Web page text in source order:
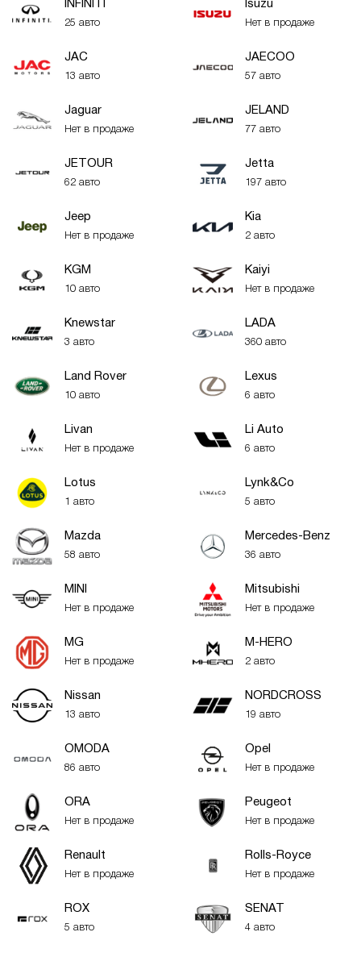
INFINITI
25 авто
Isuzu
Нет в продаже
JAC
13 авто
JAECOO
57 авто
Jaguar
Нет в продаже
JELAND
77 авто
JETOUR
62 авто
Jetta
197 авто
Jeep
Нет в продаже
Kia
2 авто
KGM
10 авто
Kaiyi
Нет в продаже
Knewstar
3 авто
LADA
360 авто
Land Rover
10 авто
Lexus
6 авто
Livan
Нет в продаже
Li Auto
6 авто
Lotus
1 авто
Lynk&Co
5 авто
Mazda
58 авто
Mercedes-Benz
36 авто
MINI
Нет в продаже
Mitsubishi
Нет в продаже
MG
Нет в продаже
M-HERO
2 авто
Nissan
13 авто
NORDCROSS
19 авто
OMODA
86 авто
Opel
Нет в продаже
ORA
Нет в продаже
Peugeot
Нет в продаже
Renault
Нет в продаже
Rolls-Royce
Нет в продаже
ROX
5 авто
SENAT
4 авто